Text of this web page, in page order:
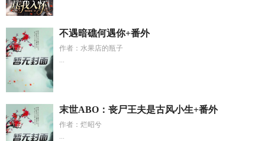
不遇暗礁何遇你+番外
作者：水果店的瓶子
...
末世ABO：丧尸王夫是古风小生+番外
作者：烂昭兮
...